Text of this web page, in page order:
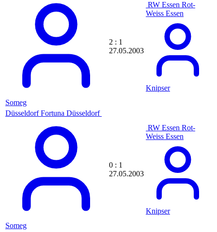
Exist-clean
Experte15
extraBREIT
Extremman
EzyShlock
F1reKrXp
F4F-Goalmachine
Fabi-StaR
Fabiano8
FabLex
Fabo
Fak0r
FAL-Baka
Falke22
falling-down
FANATICO
Fanti
fberger10
FCBFan23
fckoelnfreak
Fcmaniac
Someg
2 : 1
27.05.2003
RW Essen Rot-
Weiss Essen
Knipser
Düsseldorf Fortuna Düsseldorf
Someg
0 : 1
27.05.2003
RW Essen Rot-
Weiss Essen
Knipser